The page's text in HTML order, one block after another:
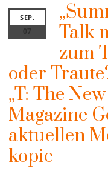
SEP.
07
Talk
zum
oder
„T: The
Magazine
aktuellen
kopie